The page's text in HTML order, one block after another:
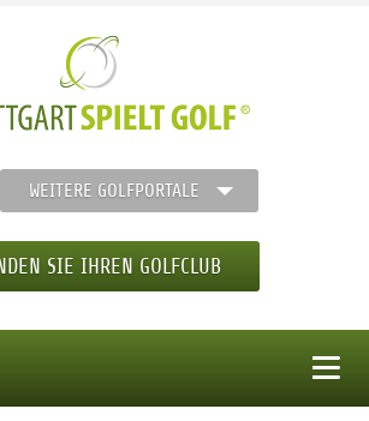
WEITERE GOLFPORTALE
SIE IHREN GOLFCLUB